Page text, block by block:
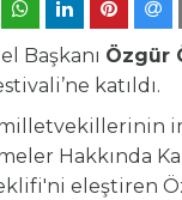
Başkanı Özgür
katıldı.
Hakkında
eleştiren